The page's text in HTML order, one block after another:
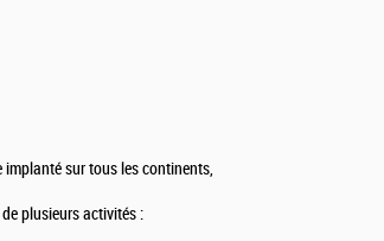
sur tous les continents,
plusieurs activités :